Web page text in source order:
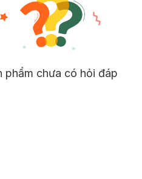
phẩm chưa có hỏi đáp